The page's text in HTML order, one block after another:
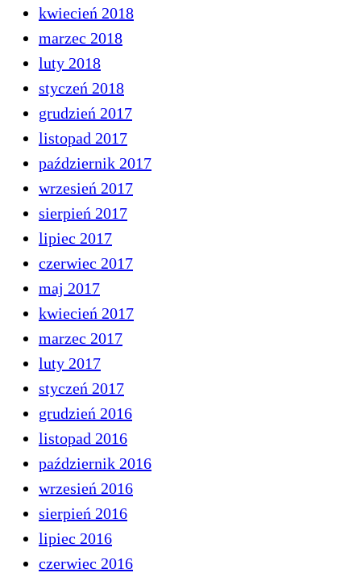
kwiecień 2018
marzec 2018
luty 2018
styczeń 2018
grudzień 2017
listopad 2017
październik 2017
wrzesień 2017
sierpień 2017
lipiec 2017
czerwiec 2017
maj 2017
kwiecień 2017
marzec 2017
luty 2017
styczeń 2017
grudzień 2016
listopad 2016
październik 2016
wrzesień 2016
sierpień 2016
lipiec 2016
czerwiec 2016